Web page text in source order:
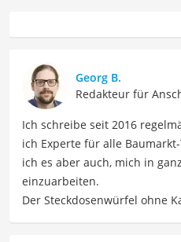
Georg B.
Redakteur für
Ich schreibe seit 2016
ich Experte für alle
ich es aber auch, mich in
einzuarbeiten.
Der Steckdosenwürfel ohne